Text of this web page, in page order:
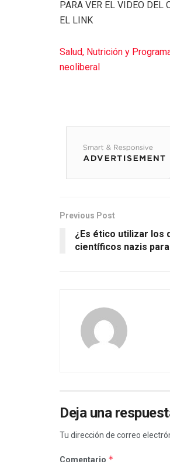
PARA VER EL VIDEO DEL
EL LINK
Salud, Nutrición y
neoliberal
Previous Post
¿Es ético utilizar los
científicos nazis
Deja una
Tu dirección de correo
Comentario *